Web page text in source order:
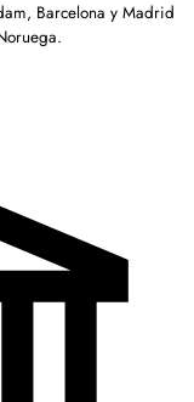
Barcelona y Madrid